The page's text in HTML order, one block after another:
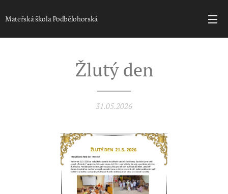
Mateřská škola Podbělohorská
Žlutý den
31.05.2026